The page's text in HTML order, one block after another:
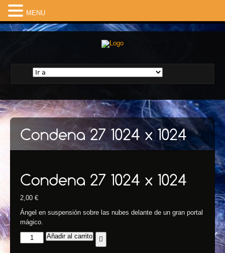
2,00 €
Ángel en suspensión sobre las nubes delante de un gran portal
mágico.
Añadir al carrito
MENU